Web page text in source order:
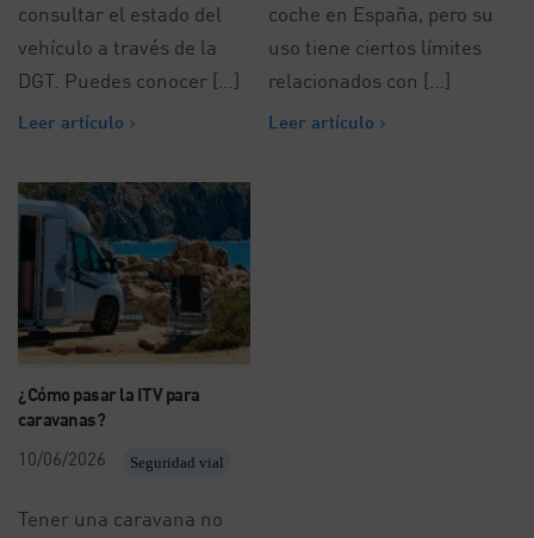
consultar el estado del
vehículo a través de la
DGT. Puedes conocer […]
Leer artículo
coche en España, pero su
uso tiene ciertos límites
relacionados con […]
Leer artículo
¿Cómo pasar la ITV para
caravanas?
10/06/2026
Seguridad vial
Tener una caravana no